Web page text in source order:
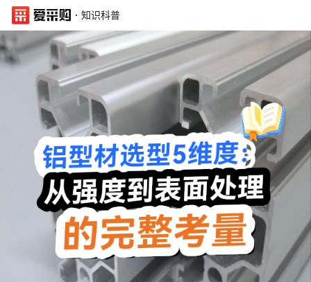
· 知识科普